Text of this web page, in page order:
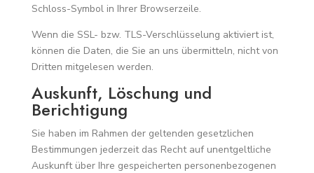
Schloss-Symbol in Ihrer Browserzeile.
Wenn die SSL- bzw. TLS-Verschlüsselung aktiviert ist,
können die Daten, die Sie an uns übermitteln, nicht von
Dritten mitgelesen werden.
Auskunft, Löschung und
Berichtigung
Sie haben im Rahmen der geltenden gesetzlichen
Bestimmungen jederzeit das Recht auf unentgeltliche
Auskunft über Ihre gespeicherten personenbezogenen